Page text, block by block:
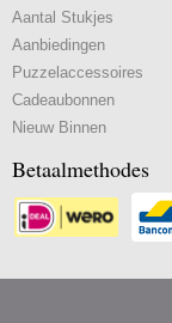
Aantal Stukjes
Aanbiedingen
Puzzelaccessoires
Cadeaubonnen
Nieuw Binnen
Betaalmethodes